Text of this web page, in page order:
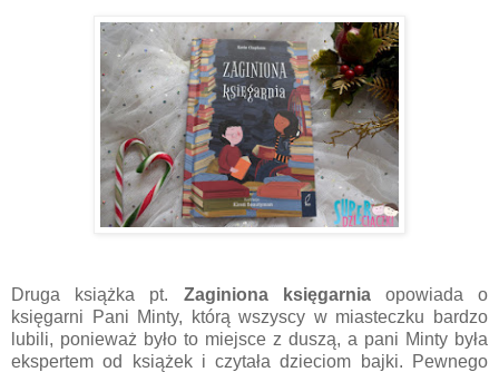
Druga książka pt. Zaginiona księgarnia opowiada o
księgarni Pani Minty, którą wszyscy w miasteczku bardzo
lubili, ponieważ było to miejsce z duszą, a pani Minty była
ekspertem od książek i czytała dzieciom bajki. Pewnego